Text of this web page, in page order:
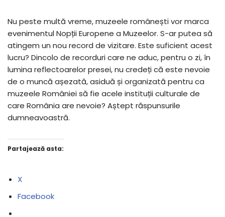
Nu peste multă vreme, muzeele românești vor marca
evenimentul Nopții Europene a Muzeelor. S-ar putea să
atingem un nou record de vizitare. Este suficient acest
lucru? Dincolo de recorduri care ne aduc, pentru o zi, în
lumina reflectoarelor presei, nu credeți că este nevoie
de o muncă așezată, asiduă și organizată pentru ca
muzeele României să fie acele instituții culturale de
care România are nevoie? Aștept răspunsurile
dumneavoastră.
Partajează asta:
X
Facebook